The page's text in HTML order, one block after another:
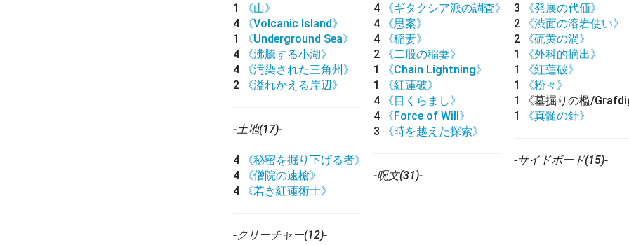
1
《山》
4
《Volcanic Island》
1
《Underground Sea》
4
《沸騰する小湖》
4
《汚染された三角州》
2
《溢れかえる岸辺》
-土地(17)-
4
《秘密を掘り下げる者》
4
《僧院の速槍》
4
《若き紅蓮術士》
-クリーチャー(12)-
4
《ギタクシア派の調査》
4
《思案》
4
《稲妻》
2
《二股の稲妻》
1
《Chain Lightning》
1
《紅蓮破》
4
《目くらまし》
4
《Force of Will》
3
《時を越えた探索》
-呪文(31)-
3
《発展の代価》
2
《渋面の溶岩使い》
2
《硫黄の渦》
1
《外科的摘出》
1
《紅蓮破》
1
《粉々》
1
《墓掘りの檻/
1
《真髄の針》
-サイドボード(15)-